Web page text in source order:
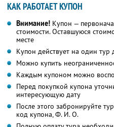
КАК РАБОТАЕТ КУПОН
Внимание! Купон —
стоимости. Оставшуюся
месте
Купон действует на один тур
Можно купить
Каждым купоном можно
Перед покупкой купона
интересующую дату
После этого забронируйте
код купона, Ф. И. О.